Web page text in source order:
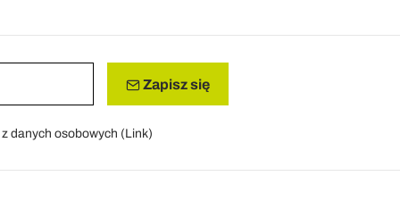
Zapisz się
danych osobowych (Link)